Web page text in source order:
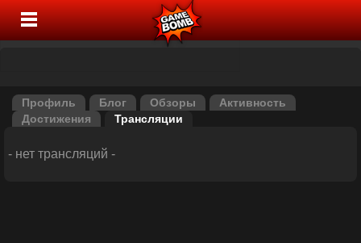
Профиль Блог Обзоры
Активность
Достижения
Трансляции
- нет трансляций -